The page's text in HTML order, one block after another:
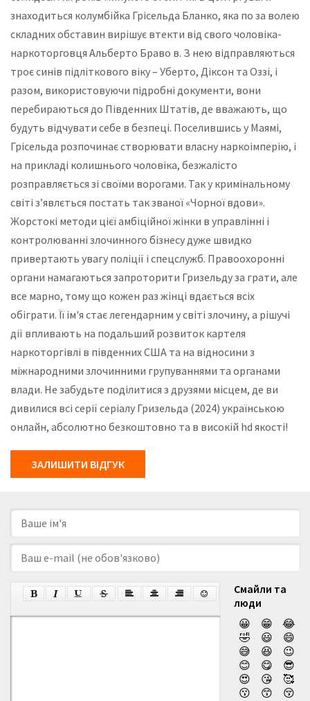
знаходиться колумбійка Грісельда Бланко, яка по за волею
складних обставин вирішує втекти від свого чоловіка-
наркоторговця Альберто Браво в. З нею відправляються
троє синів підліткового віку – Уберто, Діксон та Оззі, і
разом, використовуючи підробні документи, вони
перебираються до Південних Штатів, де вважають, що
будуть відчувати себе в безпеці. Поселившись у Маямі,
Грісельда розпочинає створювати власну наркоімперію, і
на прикладі колишнього чоловіка, безжалісто
розправляється зі своїми ворогами. Так у кримінальному
світі з’явлється постать так званої «Чорної вдови».
Жорстокі методи цієї амбіційної жінки в управлінні і
контролюванні злочинного бізнесу дуже швидко
привертають увагу поліції і спецслужб. Правоохоронні
органи намагаються запроторити Гризельду за грати, але
все марно, тому що кожен раз жінці вдається всіх
обіграти. Її ім'я стає легендарним у світі злочину, а рішучі
дії впливають на подальший розвиток картеля
наркоторгівлі в південних США та на відносини з
міжнародними злочинними групуваннями та органами
влади. Не забудьте поділитися з друзями місцем, де ви
дивилися всі серії серіалу Гризельда (2024) українською
онлайн, абсолютно безкоштовно та в високій hd якості!
ЗАЛИШИТИ ВІДГУК
Смайли та
люди
😀
😁
😂
🤣
😃
😄
😅
😆
😉
😊
😋
😎
😍
😘
🥰
😗
😙
😚